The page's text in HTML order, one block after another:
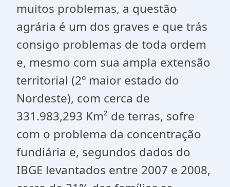
muitos problemas, a questão
agrária é um dos graves e que trás
consigo problemas de toda ordem
e, mesmo com sua ampla extensão
territorial (2º maior estado do
Nordeste), com cerca de
331.983,293 Km² de terras, sofre
com o problema da concentração
fundiária e, segundos dados do
IBGE levantados entre 2007 e 2008,